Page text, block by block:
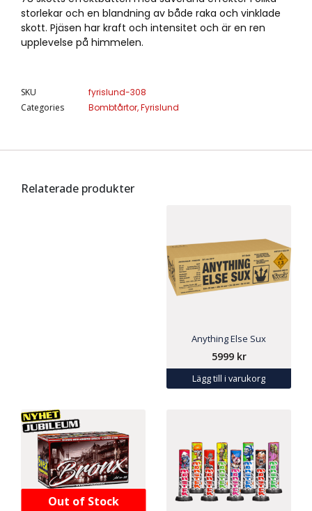
storlekar och en blandning av både raka och vinklade
skott. Pjäsen har kraft och intensitet och är en ren
upplevelse på himmelen.
SKU
fyrislund-308
Categories
Bombtårtor,Fyrislund
Relaterade produkter
Anything Else Sux
5999 kr
Lägg till i varukorg
Out of Stock